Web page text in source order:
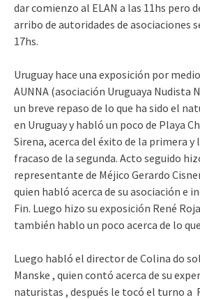
dar comienzo al ELAN a las 11hs pero
arribo de autoridades de asociaciones
17hs.
Uruguay hace una exposición por
AUNNA (asociación Uruguaya Nudista
un breve repaso de lo que ha sido el
en Uruguay y habló un poco de Playa
Sirena, acerca del éxito de la primera y
fracaso de la segunda. Acto seguido
representante de Méjico Gerardo
quien habló acerca de su asociación e
Fin. Luego hizo su exposición René
también hablo un poco acerca de lo
Luego habló el director de Colina do
Manske , quien contó acerca de su
naturistas , después le tocó el turno a